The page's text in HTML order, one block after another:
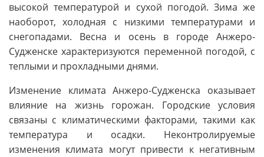
высокой температурой и сухой погодой. Зима же
наоборот, холодная с низкими температурами и
снегопадами. Весна и осень в городе Анжеро-
Судженске характеризуются переменной погодой, с
теплыми и прохладными днями.
Изменение климата Анжеро-Судженска оказывает
влияние на жизнь горожан. Городские условия
связаны с климатическими факторами, такими как
температура и осадки. Неконтролируемые
изменения климата могут привести к негативным